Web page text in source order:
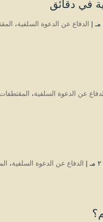
في دقائق
الدفاع عن الدعوة السلفية،
عن الدعوة السلفية،
الدفاع عن الدعوة السلفية،